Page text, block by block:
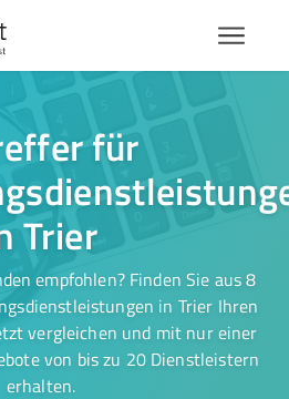
für
Trier
empfohlen? Finden Sie aus 8
in Trier Ihren
vergleichen und mit nur einer
von bis zu 20 Dienstleistern
erhalten.